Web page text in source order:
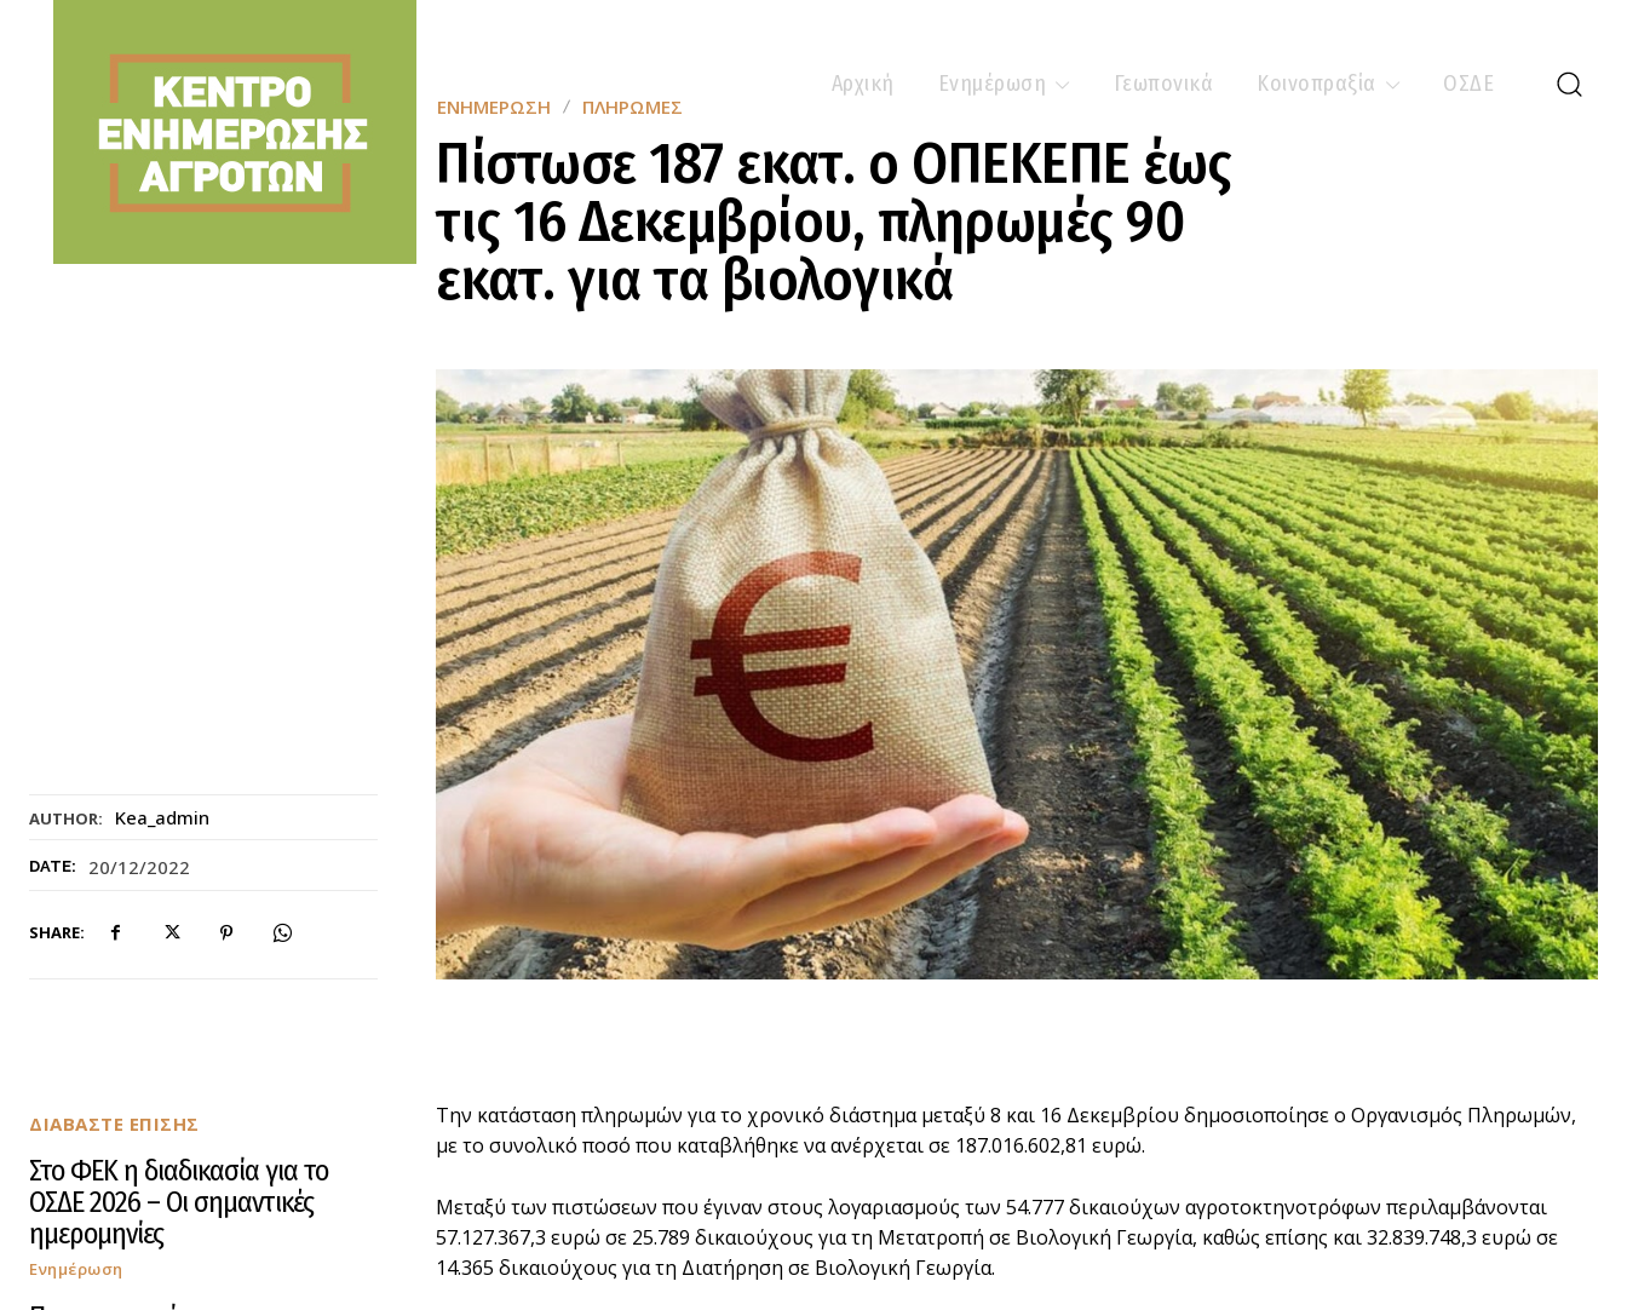
Αρχική Ενημέρωση Γεωπονικά Κοινοπραξία ΟΣΔΕ
AUTHOR: Kea_admin
DATE: 20/12/2022
SHARE:
ΕΝΗΜΈΡΩΣΗ ΠΛΗΡΩΜΈΣ
Πίστωσε 187 εκατ. ο ΟΠΕΚΕΠΕ έως
τις 16 Δεκεμβρίου, πληρωμές 90
εκατ. για τα βιολογικά
ΔΙΑΒΑΣΤΕ ΕΠΙΣΗΣ
Στο ΦΕΚ η διαδικασία για το
ΟΣΔΕ 2026 – Οι σημαντικές
ημερομηνίες
Ενημέρωση
Την κατάσταση πληρωμών για το χρονικό διάστημα μεταξύ 8 και 16 Δεκεμβρίου δημοσιοποίησε ο Οργανισμός Πληρωμών,
με το συνολικό ποσό που καταβλήθηκε να ανέρχεται σε 187.016.602,81 ευρώ.
Μεταξύ των πιστώσεων που έγιναν στους λογαριασμούς των 54.777 δικαιούχων αγροτοκτηνοτρόφων περιλαμβάνονται
57.127.367,3 ευρώ σε 25.789 δικαιούχους για τη Μετατροπή σε Βιολογική Γεωργία, καθώς επίσης και 32.839.748,3 ευρώ σε
14.365 δικαιούχους για τη Διατήρηση σε Βιολογική Γεωργία.